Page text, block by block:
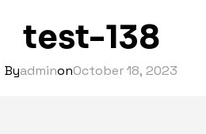
test-138
ByadminonOctober 18, 2023